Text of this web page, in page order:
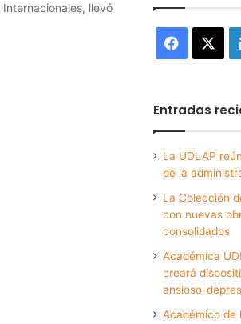
llevó
Entradas
La UDLAP
de la
La Colección
con nuevas
consolidados
Académica
creará
ansioso-
Académico de